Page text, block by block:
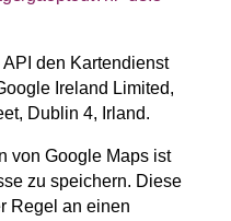
den Kartendienst
Ireland Limited,
Dublin 4, Irland.
von Google Maps ist
zu speichern. Diese
Regel an einen